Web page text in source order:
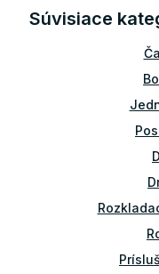
Súvisiace